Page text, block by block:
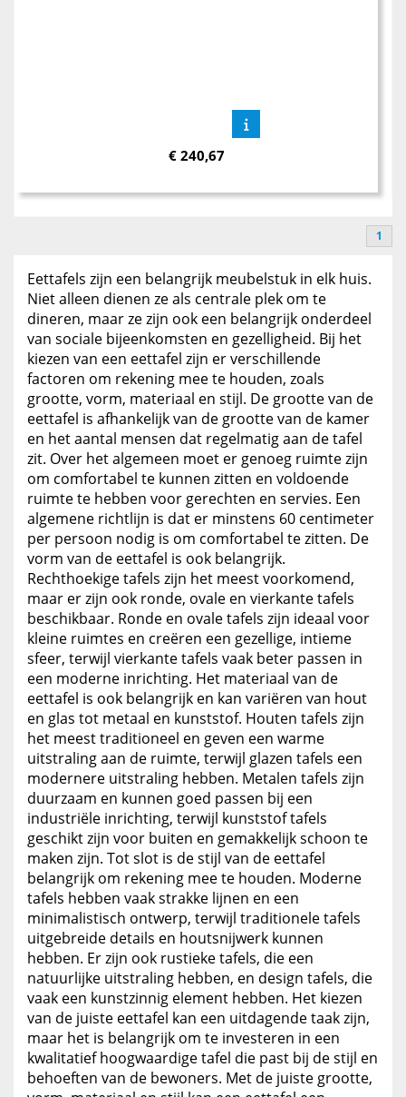
€ 240,67
1
Eettafels zijn een belangrijk meubelstuk in elk huis.
Niet alleen dienen ze als centrale plek om te
dineren, maar ze zijn ook een belangrijk onderdeel
van sociale bijeenkomsten en gezelligheid. Bij het
kiezen van een eettafel zijn er verschillende
factoren om rekening mee te houden, zoals
grootte, vorm, materiaal en stijl. De grootte van de
eettafel is afhankelijk van de grootte van de kamer
en het aantal mensen dat regelmatig aan de tafel
zit. Over het algemeen moet er genoeg ruimte zijn
om comfortabel te kunnen zitten en voldoende
ruimte te hebben voor gerechten en servies. Een
algemene richtlijn is dat er minstens 60 centimeter
per persoon nodig is om comfortabel te zitten. De
vorm van de eettafel is ook belangrijk.
Rechthoekige tafels zijn het meest voorkomend,
maar er zijn ook ronde, ovale en vierkante tafels
beschikbaar. Ronde en ovale tafels zijn ideaal voor
kleine ruimtes en creëren een gezellige, intieme
sfeer, terwijl vierkante tafels vaak beter passen in
een moderne inrichting. Het materiaal van de
eettafel is ook belangrijk en kan variëren van hout
en glas tot metaal en kunststof. Houten tafels zijn
het meest traditioneel en geven een warme
uitstraling aan de ruimte, terwijl glazen tafels een
modernere uitstraling hebben. Metalen tafels zijn
duurzaam en kunnen goed passen bij een
industriële inrichting, terwijl kunststof tafels
geschikt zijn voor buiten en gemakkelijk schoon te
maken zijn. Tot slot is de stijl van de eettafel
belangrijk om rekening mee te houden. Moderne
tafels hebben vaak strakke lijnen en een
minimalistisch ontwerp, terwijl traditionele tafels
uitgebreide details en houtsnijwerk kunnen
hebben. Er zijn ook rustieke tafels, die een
natuurlijke uitstraling hebben, en design tafels, die
vaak een kunstzinnig element hebben. Het kiezen
van de juiste eettafel kan een uitdagende taak zijn,
maar het is belangrijk om te investeren in een
kwalitatief hoogwaardige tafel die past bij de stijl en
behoeften van de bewoners. Met de juiste grootte,